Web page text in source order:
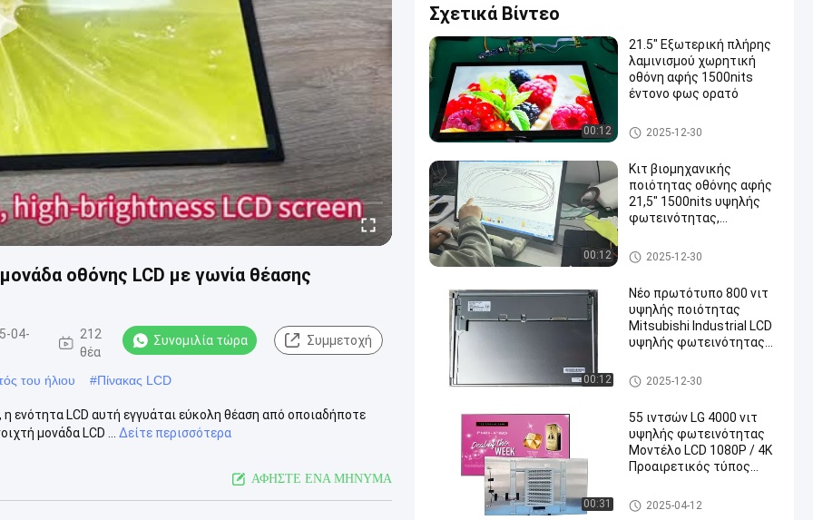
οθόνης LCD με γωνία θέασης
04-
212
θέα
Συνομιλία τώρα Συμμετοχή
του ήλιου #Πίνακας LCD
ενότητα LCD αυτή εγγυάται εύκολη θέαση από οποιαδήποτε
μονάδα LCD ...
Δείτε περισσότερα
ΑΦΗΣΤΕ ΕΝΑ ΜΗΝΥΜΑ
Σχετικά Βίντεο
00:12
21.5" Εξωτερική πλήρης
λαμινισμού χωρητική
οθόνη αφής 1500nits
έντονο φως ορατό
Εικονική οθόνη LCD που διαβ
άζεται από το ηλιακό φως
2025-12-30
00:12
Κιτ βιομηχανικής
ποιότητας οθόνης αφής
21,5" 1500nits υψηλής
φωτεινότητας,
χωρητικής
Εικονική οθόνη LCD που διαβ
άζεται από το ηλιακό φως
2025-12-30
00:12
Νέο πρωτότυπο 800 νιτ
υψηλής ποιότητας
Mitsubishi Industrial LCD
υψηλής φωτεινότητας
Εικονική οθόνη LCD που διαβ
άζεται από το ηλιακό φως
2025-12-30
00:31
55 ιντσών LG 4000 νιτ
υψηλής φωτεινότητας
Μοντέλο LCD 1080P / 4K
Προαιρετικός τύπος
Μονάδα LCD υψηλής φωτειν
ότητας
2025-04-12